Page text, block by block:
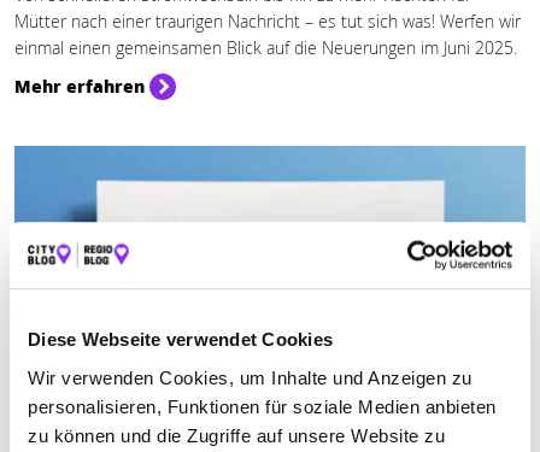
Diese Webseite verwendet Cookies
Wir verwenden Cookies, um Inhalte und Anzeigen zu
personalisieren, Funktionen für soziale Medien anbieten
zu können und die Zugriffe auf unsere Website zu
Mütter nach einer traurigen Nachricht – es tut sich was! Werfen wir
einmal einen gemeinsamen Blick auf die Neuerungen im Juni 2025.
Mehr erfahren
Ämter & Behörden, Bildung & Medien